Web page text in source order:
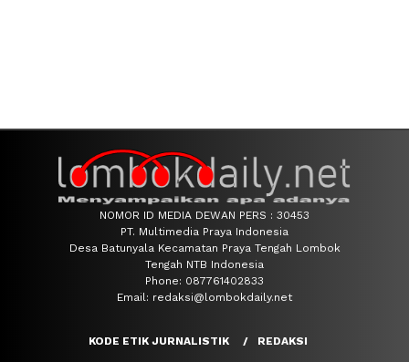
NOMOR ID MEDIA DEWAN PERS : 30453
PT. Multimedia Praya Indonesia
Desa Batunyala Kecamatan Praya Tengah Lombok
Tengah NTB Indonesia
Phone: 087761402833
Email: redaksi@lombokdaily.net
KODE ETIK JURNALISTIK REDAKSI